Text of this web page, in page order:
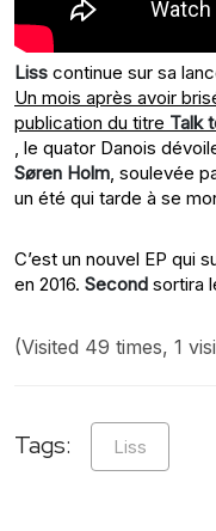
Liss continue sur sa
Un mois après avoir
publication du titre Talk
, le quator Danois
Søren Holm, soulevée
un été qui tarde à se
C’est un nouvel EP qui
en 2016. Second sortira
(Visited 49 times, 1
Tags: Liss